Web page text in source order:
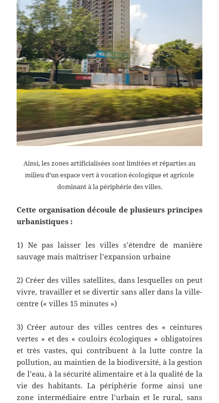
Ainsi, les zones artificialisées sont limitées et réparties au
milieu d’un espace vert à vocation écologique et agricole
dominant à la périphérie des villes.
Cette organisation découle de plusieurs principes
urbanistiques :
1) Ne pas laisser les villes s’étendre de manière
sauvage mais maîtriser l’expansion urbaine
2) Créer des villes satellites, dans lesquelles on peut
vivre, travailler et se divertir sans aller dans la ville-
centre (« villes 15 minutes »)
3) Créer autour des villes centres des « ceintures
vertes » et des « couloirs écologiques » obligatoires
et très vastes, qui contribuent à la lutte contre la
pollution, au maintien de la biodiversité, à la gestion
de l’eau, à la sécurité alimentaire et à la qualité de la
vie des habitants. La périphérie forme ainsi une
zone intermédiaire entre l’urbain et le rural, sans